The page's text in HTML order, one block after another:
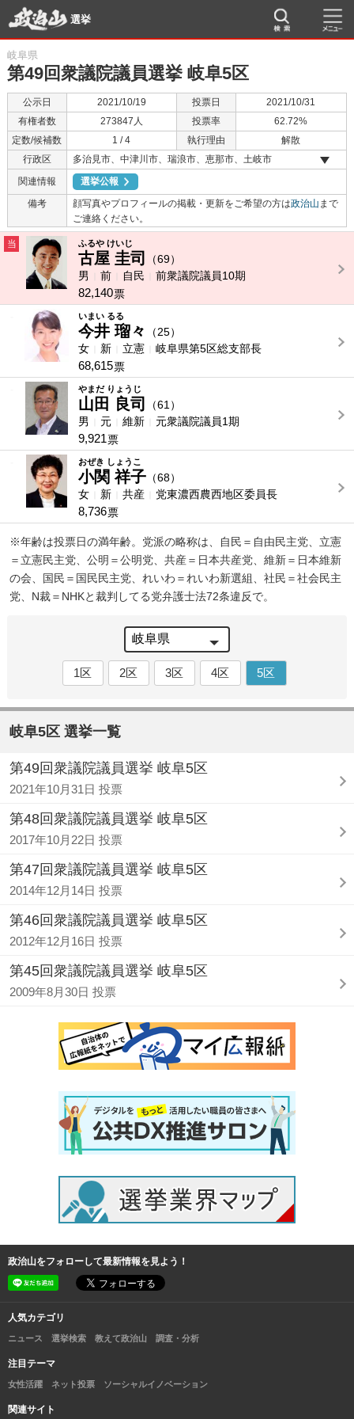
選挙
岐阜県
第49回衆議院議員選挙 岐阜5区
公示日 2021/10/19 投票日
2021/10/31
有権者数
273847人 投票率
62.72%
定数/候補数
1 / 4 執行理由
解散
行政区
多治見市、中津川市、瑞浪市、恵那市、土岐市
関連情報
選挙公報
備考
顔写真やプロフィールの掲載・更新をご希望の方は政治山 まで
ご連絡ください。
当 ふるや けいじ
古屋 圭司
（69）
男
前 自民 前衆議院議員10期
82,140票
いまい るる
今井 瑠々
（25）
女
新 立憲 岐阜県第5区総支部長
68,615票
やまだ りょうじ
山田 良司
（61）
男
元 維新 元衆議院議員1期
9,921票
おぜき しょうこ
小関 祥子 （68）
女
新 共産 党東濃西農西地区委員長
8,736票
※年齢は投票日の満年齢。党派の略称は、自民＝自由民主党、立憲
＝立憲民主党、公明＝公明党、共産＝日本共産党、維新＝日本維新
の会、国民＝国民民主党、れいわ＝れいわ新選組、社民＝社会民主
党、N裁＝NHKと裁判してる党弁護士法72条違反で。
1区 2区 3区 4区 5区
岐阜5区 選挙一覧
第49回衆議院議員選挙 岐阜5区
2021年10月31日 投票
第48回衆議院議員選挙 岐阜5区
2017年10月22日 投票
第47回衆議院議員選挙 岐阜5区
2014年12月14日 投票
第46回衆議院議員選挙 岐阜5区
2012年12月16日 投票
第45回衆議院議員選挙 岐阜5区
2009年8月30日 投票
政治山をフォローして最新情報を見よう！
人気カテゴリ
ニュース 選挙検索 教えて政治山 調査・分析
注目テーマ
女性活躍 ネット投票 ソーシャルイノベーション
関連サイト